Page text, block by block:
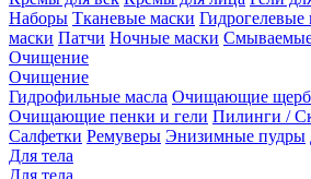
Наборы Тканевые маски Гидрогелевые
маски Патчи Ночные маски
Очищение
Очищение
Гидрофильные масла Очищающие
Очищающие пенки и гели Пилинги /
Салфетки Ремуверы Энизимные пудры
Для тела
Для тела